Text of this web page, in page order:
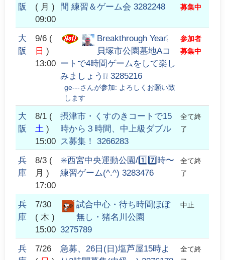
阪
( 月 )
09:00
間 練習＆ゲーム会 3282248
募集中
大
阪
9/6 (
日 )
13:00
Breakthrough Year❕
貝塚市公園墓地Aコ
ートで4時間ゲームをして楽し
みましょう❕❕ 3285216
ge---さんが参加: よろしくお願い致
します
参加者
募集中
大
阪
8/1 (
土 )
15:00
摂津市・くすのきコートで15
時から３時間、中上級ダブル
ス募集！ 3266283
全て終
了
兵
庫
8/3(
月 )
17:00
✳️西宮中央運動公園/1️⃣7️⃣時〜
練習ゲーム(^.^) 3283476
全て終
了
兵
庫
7/30
( 木 )
15:00
試合中心・待ち時間ほぼ
無し・猪名川公園
3275789
中止
兵
7/26
急募、26日(日)塩芦屋15時よ
全て終